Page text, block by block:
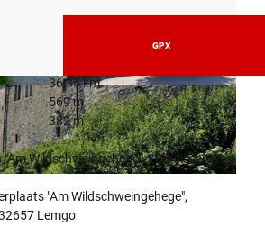
V. / Dirk Topel |
CC-BY-SA
© Lemgo Marketing e. V. |CC-BY-SA
GPX
36,35 km
569 m
382 m
Wildschweingehege", Lüerdisser Weg
"Am Wildschweingehege",
Lemgo